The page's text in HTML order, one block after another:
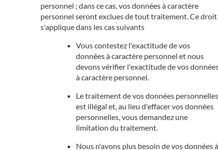
personnel ; dans ce cas, vos données à caractère
personnel seront exclues de tout traitement. Ce droit
s'applique dans les cas suivants
Vous contestez l'exactitude de vos
données à caractère personnel et nous
devons vérifier l'exactitude de vos
à caractère personnel.
Le traitement de vos données personnelles
est illégal et, au lieu d'effacer vos données
personnelles, vous demandez une
limitation du traitement.
Nous n'avons plus besoin de vos données à